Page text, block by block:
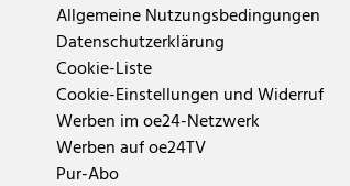
Allgemeine Nutzungsbedingungen
Datenschutzerklärung
Cookie-Liste
Cookie-Einstellungen und Widerruf
Werben im oe24-Netzwerk
Werben auf oe24TV
Pur-Abo